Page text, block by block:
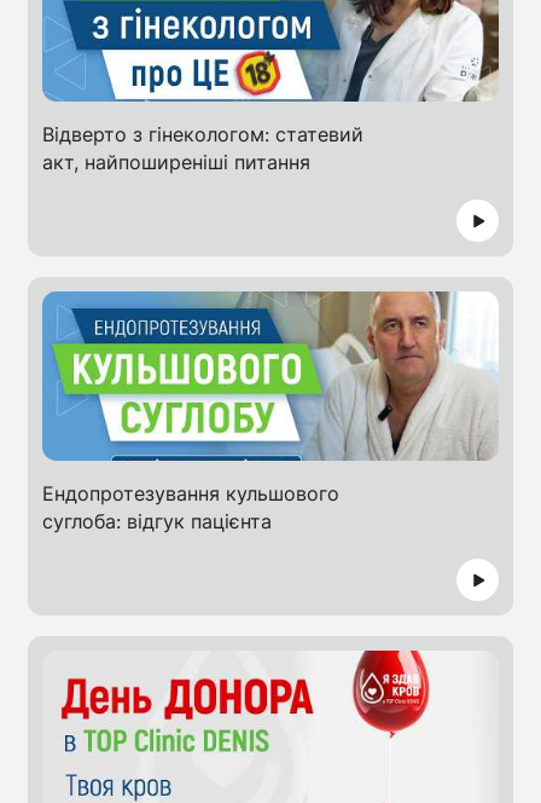
Відверто з гінекологом: статевий
акт, найпоширеніші питання
Ендопротезування кульшового
суглоба: відгук пацієнта